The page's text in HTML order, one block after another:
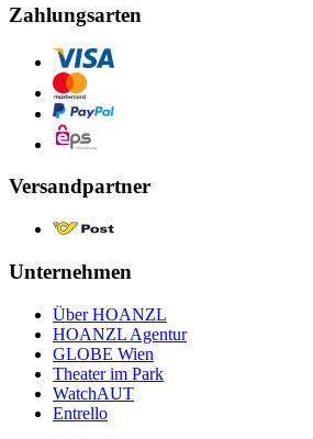
Zahlungsarten
Versandpartner
Unternehmen
Über HOANZL
HOANZL Agentur
GLOBE Wien
Theater im Park
WatchAUT
Entrello